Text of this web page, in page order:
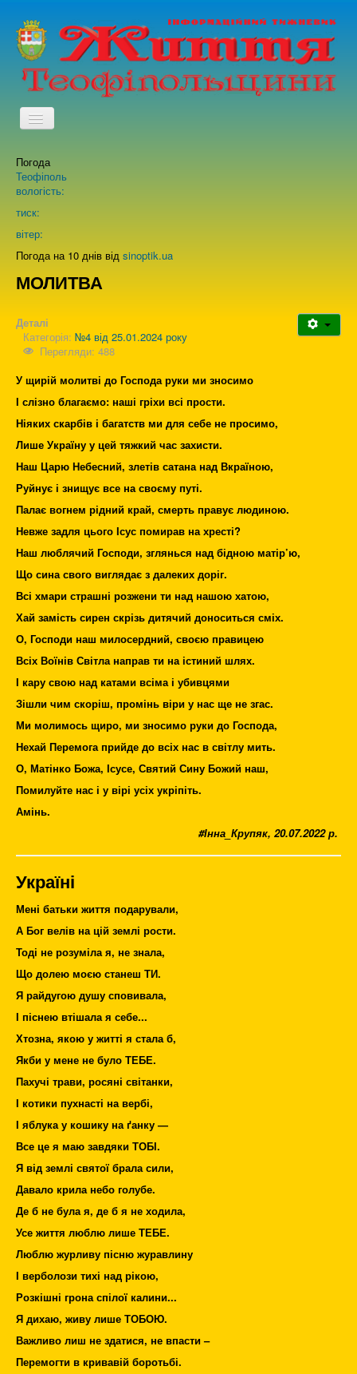
TPL_PROTOSTAR_TOGGLE_MENU
Про нас
Погода
Теофіполь
вологість:
тиск:
вітер:
Погода на 10 днів від sinoptik.ua
МОЛИТВА
Деталі
Категорія: №4 від 25.01.2024 року
Перегляди: 488
У щирій молитві до Господа руки ми зносимо
І слізно благаємо: наші гріхи всі прости.
Ніяких скарбів і багатств ми для себе не просимо,
Лише Україну у цей тяжкий час захисти.
Наш Царю Небесний, злетів сатана над Вкраїною,
Руйнує і знищує все на своєму путі.
Палає вогнем рідний край, смерть правує людиною.
Невже задля цього Ісус помирав на хресті?
Наш люблячий Господи, зглянься над бідною матір’ю,
Що сина свого виглядає з далеких доріг.
Всі хмари страшні розжени ти над нашою хатою,
Хай замість сирен скрізь дитячий доноситься сміх.
О, Господи наш милосердний, своєю правицею
Всіх Воїнів Світла направ ти на істиний шлях.
І кару свою над катами всіма і убивцями
Зішли чим скоріш, промінь віри у нас ще не згас.
Ми молимось щиро, ми зносимо руки до Господа,
Нехай Перемога прийде до всіх нас в світлу мить.
О, Матінко Божа, Ісусе, Святий Сину Божий наш,
Помилуйте нас і у вірі усіх укріпіть.
Амінь.
#Інна_Крупяк, 20.07.2022 р.
Україні
Мені батьки життя подарували,
А Бог велів на цій землі рости.
Тоді не розуміла я, не знала,
Що долею моєю станеш ТИ.
Я райдугою душу сповивала,
І піснею втішала я себе...
Хтозна, якою у житті я стала б,
Якби у мене не було ТЕБЕ.
Пахучі трави, росяні світанки,
І котики пухнасті на вербі,
І яблука у кошику на ґанку —
Все це я маю завдяки ТОБІ.
Я від землі святої брала сили,
Давало крила небо голубе.
Де б не була я, де б я не ходила,
Усе життя люблю лише ТЕБЕ.
Люблю журливу пісню журавлину
І верболози тихі над рікою,
Розкішні грона спілої калини...
Я дихаю, живу лише ТОБОЮ.
Важливо лиш не здатися, не впасти –
Перемогти в кривавій боротьбі.